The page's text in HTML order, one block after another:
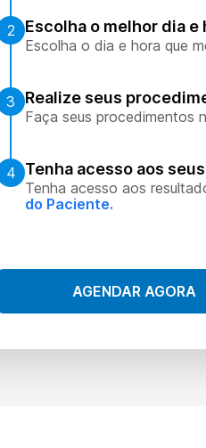
2 Escolha o melhor dia e
Escolha o dia e hora que
3 Realize seus
Faça seus procedimentos
4 Tenha acesso aos
Tenha acesso aos
do Paciente.
AGENDAR AGORA